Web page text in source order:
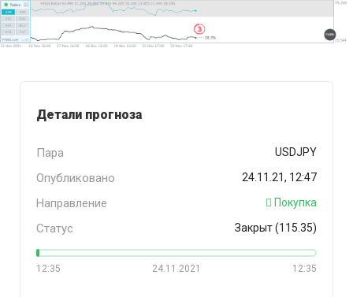
Детали прогноза
Пара USDJPY
Опубликовано 24.11.21, 12:47
Направление Покупка
Статус Закрыт (115.35)
12:35 12:35
24.11.2021